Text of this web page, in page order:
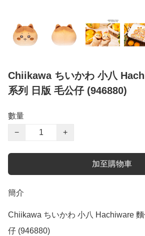
Chiikawa ちいかわ 小八
系列 日版 毛公仔 (946880)
數量
−
+
加至購物車
簡介
Chiikawa ちいかわ 小八 Hachiware
仔 (946880)